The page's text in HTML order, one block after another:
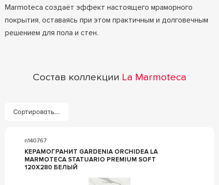
Marmoteca создаёт эффект настоящего мраморного
покрытия, оставаясь при этом практичным и долговечным
решением для пола и стен.
Состав коллекции La Marmoteca
Сортировать...
n140767
КЕРАМОГРАНИТ GARDENIA ORCHIDEA LA
MARMOTECA STATUARIO PREMIUM SOFT
120X280 БЕЛЫЙ